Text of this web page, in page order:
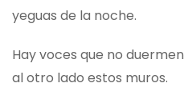
yeguas de la noche.
Hay voces que no duermen
al otro lado estos muros.